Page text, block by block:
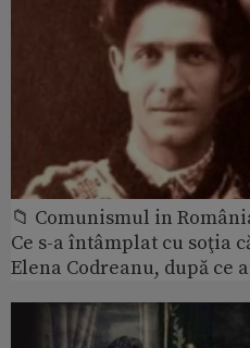
📁 Comunismul in
Ce s-a întâmplat cu soţia
Elena Codreanu, după ce